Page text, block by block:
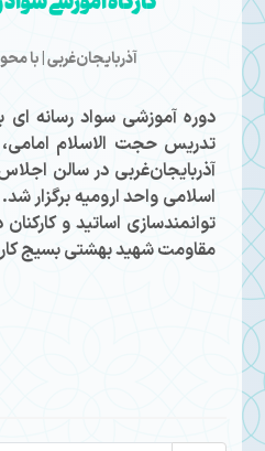
آذربایجان‌غربی | با
دوره آموزشی سواد رسانه ای
تدریس حجت الاسلام امامی،
آذربایجان‌غربی در سالن
اسلامی واحد ارومیه برگزار
توانمندسازی اساتید و
مقاومت شهید بهشتی بسیج